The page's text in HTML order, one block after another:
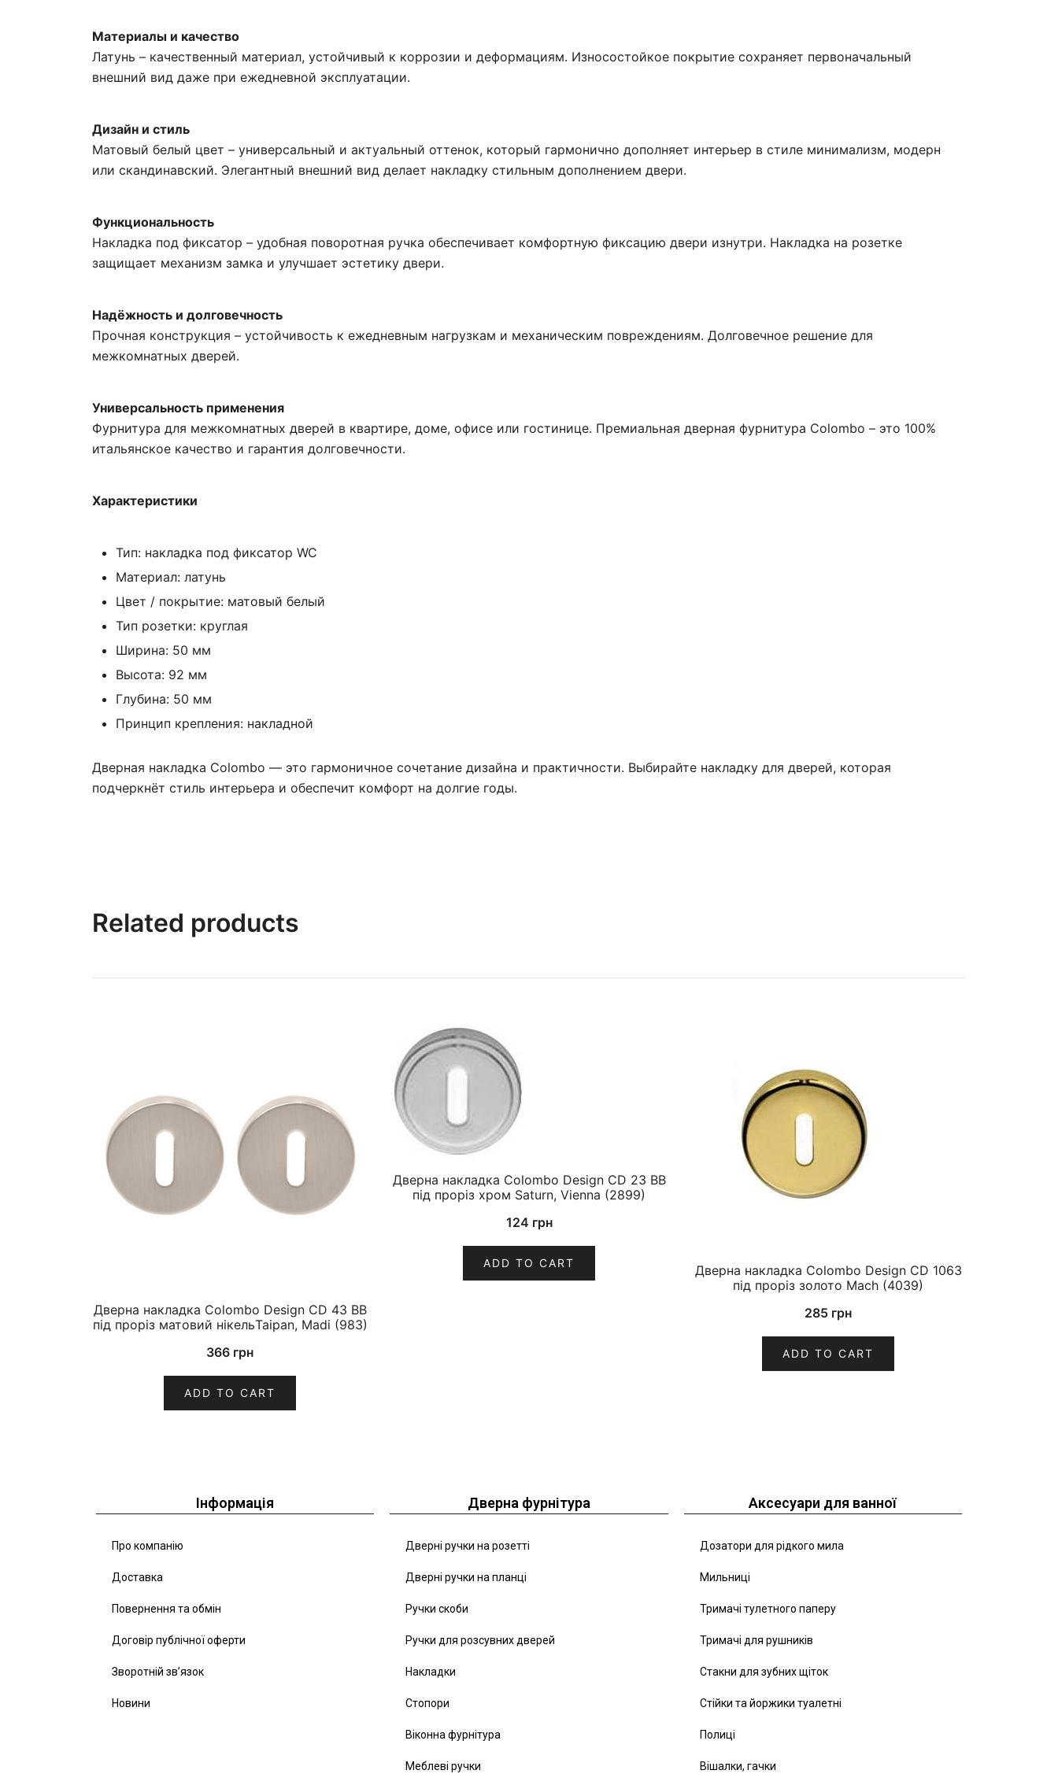
Материалы и качество
Латунь – качественный материал, устойчивый к коррозии и деформациям. Износостойкое покрытие сохраняет первоначальный
внешний вид даже при ежедневной эксплуатации.
Дизайн и стиль
Матовый белый цвет – универсальный и актуальный оттенок, который гармонично дополняет интерьер в стиле минимализм, модерн
или скандинавский. Элегантный внешний вид делает накладку стильным дополнением двери.
Функциональность
Накладка под фиксатор – удобная поворотная ручка обеспечивает комфортную фиксацию двери изнутри. Накладка на розетке
защищает механизм замка и улучшает эстетику двери.
Надёжность и долговечность
Прочная конструкция – устойчивость к ежедневным нагрузкам и механическим повреждениям. Долговечное решение для
межкомнатных дверей.
Универсальность применения
Фурнитура для межкомнатных дверей в квартире, доме, офисе или гостинице. Премиальная дверная фурнитура Colombo – это 100%
итальянское качество и гарантия долговечности.
Характеристики
Тип: накладка под фиксатор WC
Материал: латунь
Цвет / покрытие: матовый белый
Тип розетки: круглая
Ширина: 50 мм
Высота: 92 мм
Глубина: 50 мм
Принцип крепления: накладной
Дверная накладка Colombo — это гармоничное сочетание дизайна и практичности. Выбирайте накладку для дверей, которая
подчеркнёт стиль интерьера и обеспечит комфорт на долгие годы.
Related products
Дверна накладка Colombo Design CD 43 BB
під проріз матовий нікельTaipan, Madi (983)
366 грн
ADD TO CART
Дверна накладка Colombo Design CD 23 BB
під проріз хром Saturn, Vienna (2899)
124 грн
ADD TO CART
Дверна накладка Colombo Design CD 1063
під проріз золото Mach (4039)
285 грн
ADD TO CART
Інформація
Про компанію
Доставка
Повернення та обмін
Договір публічної оферти
Зворотній зв’язок
Новини
Дверна фурнітура
Дверні ручки на розетті
Дверні ручки на планці
Ручки скоби
Ручки для розсувних дверей
Накладки
Стопори
Віконна фурнітура
Меблеві ручки
Аксесуари для ванної
Дозатори для рідкого мила
Мильниці
Тримачі тулетного паперу
Тримачі для рушників
Стакни для зубних щіток
Стійки та йоржики туалетні
Полиці
Вішалки, гачки